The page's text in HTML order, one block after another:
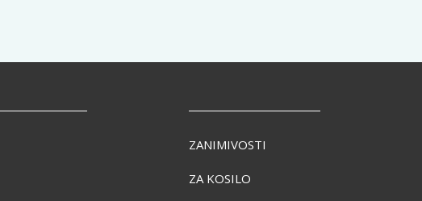
ZANIMIVOSTI
ZA KOSILO